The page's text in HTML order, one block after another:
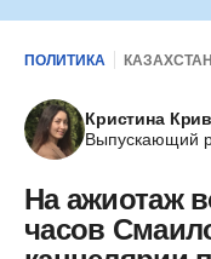
ПОЛИТИКА КАЗАХСТАН
Кристина
Выпускающий
На ажиотаж
часов